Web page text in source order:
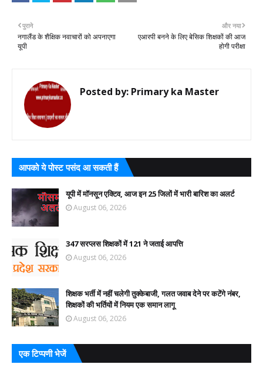
और नया
एआरपी बनने के लिए बेसिक शिक्षकों की आज
होगी परीक्षा
पुराने
नगालैंड के शैक्षिक नवाचारों को अपनाएगा
यूपी
Posted by: Primary ka Master
आपको ये पोस्ट पसंद आ सकती हैं
यूपी में मॉनसून एक्टिव, आज इन 25 जिलों में भारी बारिश का अलर्ट
August 06, 2026
347 सरप्लस शिक्षकों में 121 ने जताई आपत्ति
August 06, 2026
शिक्षक भर्ती में नहीं चलेगी तुक्केबाजी, गलत जवाब देने पर कटेंगे नंबर,
शिक्षकों की भर्तियों में नियम एक समान लागू
August 06, 2026
एक टिप्पणी भेजें